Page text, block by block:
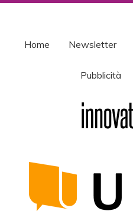
Home Newsletter
Pubblicità